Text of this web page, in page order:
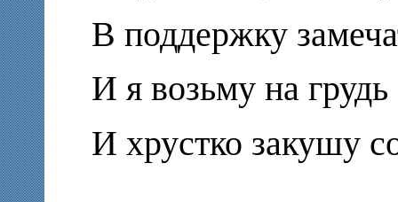
В поддержку
И я возьму на
И хрустко закушу